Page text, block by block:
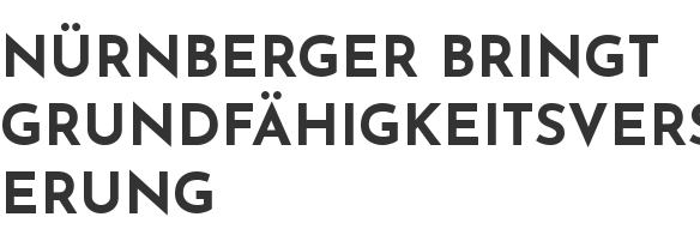
NÜRNBERGER BRINGT
ERUNG